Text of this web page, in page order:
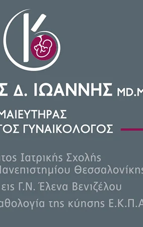
ΚΌΣΜΟΣ
Εκεχειρία στο Ναγκόρνο
Καραμπάχ - Σχεδόν 100 οι
μέσα σε μία μέρα
ΚΌΣΜΟΣ 20.09.2023 13:07